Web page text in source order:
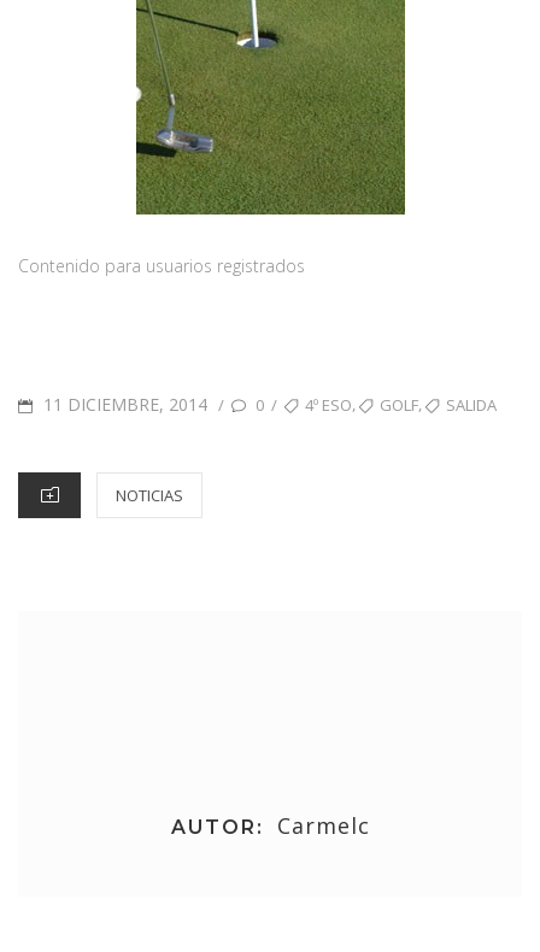
Contenido para usuarios registrados
11 DICIEMBRE, 2014 / 0 / 4º ESO, GOLF, SALIDA
NOTICIAS
AUTOR: Carmelc